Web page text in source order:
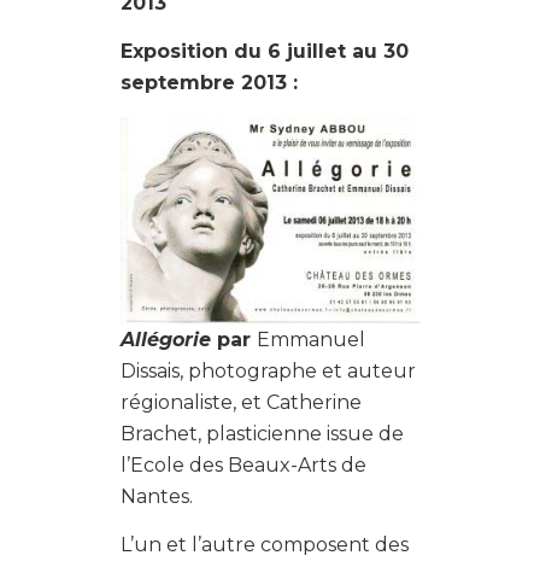
Exposition du 6 juillet au 30
septembre 2013 :
Allégorie par Emmanuel
Dissais, photographe et auteur
régionaliste, et Catherine
Brachet, plasticienne issue de
l’Ecole des Beaux-Arts de
Nantes.
L’un et l’autre composent des